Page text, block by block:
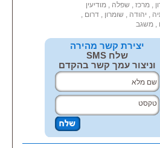
, מרכז , שפלה , מודיעין
, יהודה , שומרון , דרום ,
, משגב
יצירת קשר מהירה
שלח SMS
וניצור עמך קשר בהקדם